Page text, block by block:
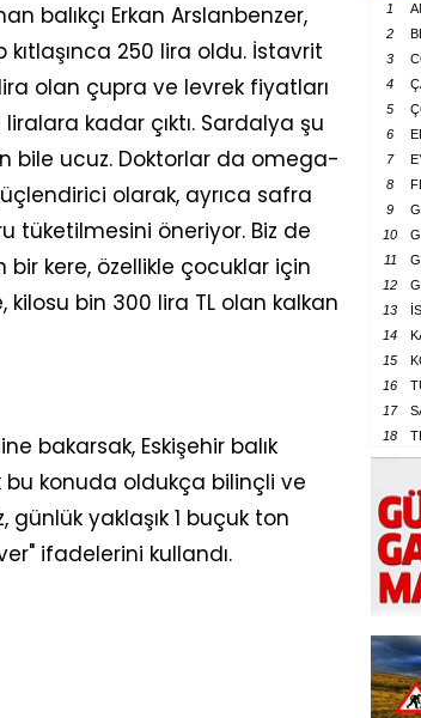
balıkçı Erkan Arslanbenzer,
250 lira oldu. İstavrit
olan çupra ve levrek fiyatları
kadar çıktı. Sardalya şu
bile ucuz. Doktorlar da omega-
olarak, ayrıca safra
tüketilmesini öneriyor. Biz de
bir kere, özellikle çocuklar için
kilosu bin 300 lira TL olan kalkan
bakarsak, Eskişehir balık
bu konuda oldukça bilinçli ve
yaklaşık 1 buçuk ton
ifadelerini kullandı.
1
2
3
4
5
6
7
8
9
10
11
12
13
14
15
16
17
18